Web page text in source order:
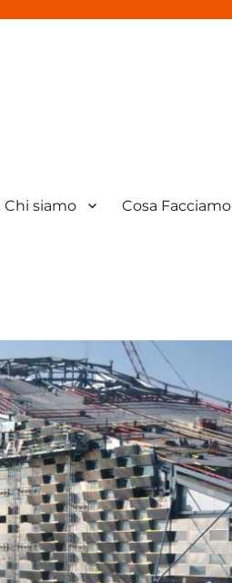
Chi siamo Cosa Facciamo